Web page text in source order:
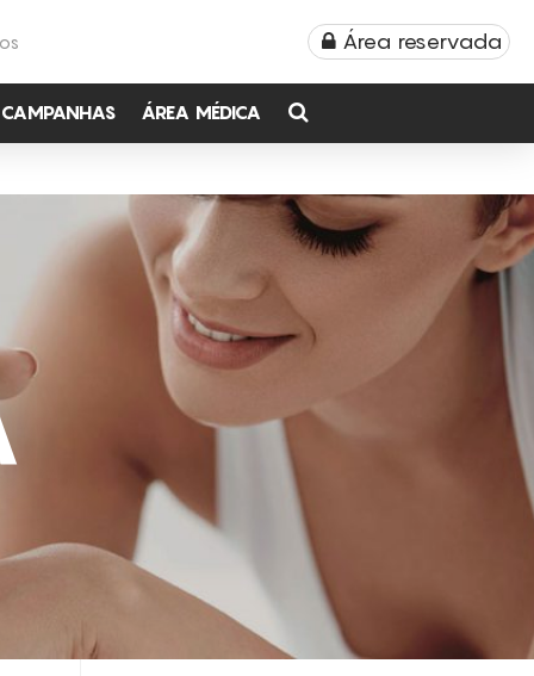
Área reservada
CAMPANHAS ÁREA MÉDICA